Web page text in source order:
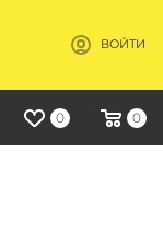
ВОЙТИ
0 0